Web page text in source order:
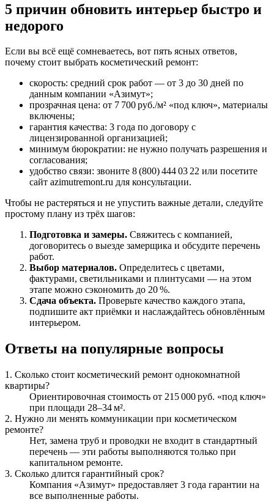
5 причин обновить интерьер быстро и
недорого
Если вы всё ещё сомневаетесь, вот пять ясных ответов,
почему стоит выбрать косметический ремонт:
скорость: средний срок работ — от 3 до 30 дней по
данным компании «Азимут»;
прозрачная цена: от 7 700 руб./м² «под ключ», материалы
включены;
гарантия качества: 3 года по договору с
лицензированной организацией;
минимум бюрократии: не нужно получать разрешения и
согласования;
удобство связи: звоните 8 (800) 444 03 22 или посетите
сайт azimutremont.ru для консультации.
Чтобы не растеряться и не упустить важные детали, следуйте
простому плану из трёх шагов:
Подготовка и замеры. Свяжитесь с компанией,
договоритесь о выезде замерщика и обсудите перечень
работ.
Выбор материалов. Определитесь с цветами,
фактурами, светильниками и плинтусами — на этом
этапе можно сэкономить до 20 %.
Сдача объекта. Проверьте качество каждого этапа,
подпишите акт приёмки и наслаждайтесь обновлённым
интерьером.
Ответы на популярные вопросы
1. Сколько стоит косметический ремонт однокомнатной
квартиры?
Ориентировочная стоимость от 215 000 руб. «под ключ»
при площади 28–34 м².
2. Нужно ли менять коммуникации при косметическом
ремонте?
Нет, замена труб и проводки не входит в стандартный
перечень — эти работы выполняются только при
капитальном ремонте.
3. Сколько длится гарантийный срок?
Компания «Азимут» предоставляет 3 года гарантии на
все выполненные работы.